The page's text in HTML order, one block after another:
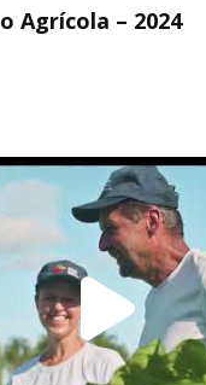
Agrícola – 2024